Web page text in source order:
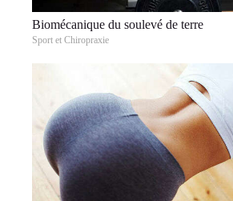
Biomécanique du soulevé de terre
Sport et Chiropraxie